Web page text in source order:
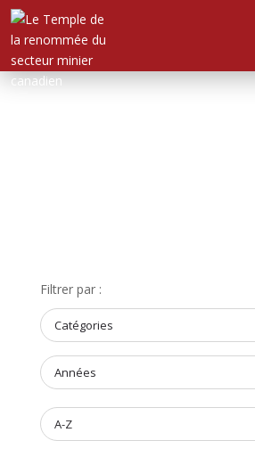
À
PROPOS
RENCONTRER
LES
MEMBRES
NOMINATION
CÉRÉMONIE
ANNUELLE
Filtrer par :
Catégories
Années
A-Z